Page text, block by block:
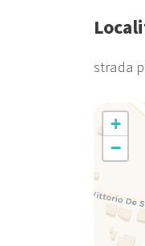
strada
+
−